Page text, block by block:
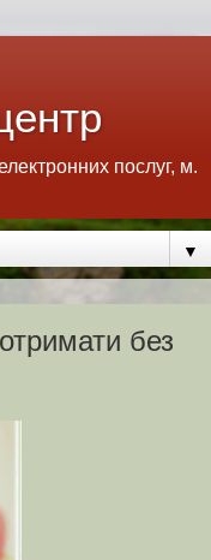
послуг, м.
▼
без